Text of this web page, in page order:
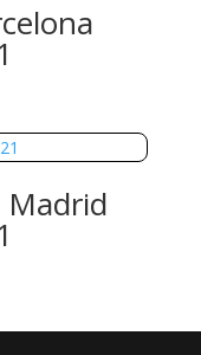
Madrid